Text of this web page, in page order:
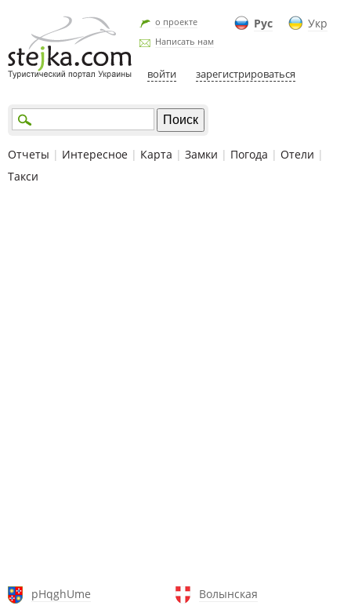
Рус Укр
о проекте
Написать нам
войти зарегистрироваться
Отчеты | Интересное | Карта | Замки | Погода | Отели |
Такси
pHqghUme
Волынская